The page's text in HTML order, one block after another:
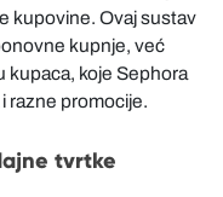
kupovine. Ovaj sustav
kupnje, već
kupaca, koje Sephora
razne promocije.
tvrtke